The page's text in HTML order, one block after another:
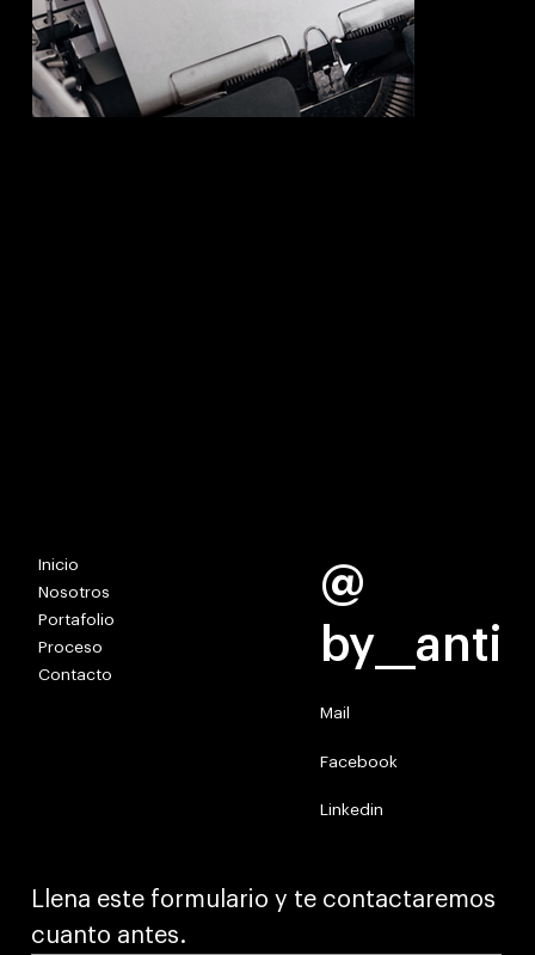
Llena este formulario y te contactaremos
cuanto antes.​​
Inicio
Nosotros
Portafolio
Proceso
Contacto
@
by__anti
Mail
Facebook
Linkedin